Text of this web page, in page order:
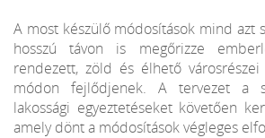
A most készülő módosítások mind azt
hosszú távon is megőrizze
rendezett, zöld és élhető
módon fejlődjenek. A tervezet a
lakossági egyeztetéseket követően
amely dönt a módosítások végleges